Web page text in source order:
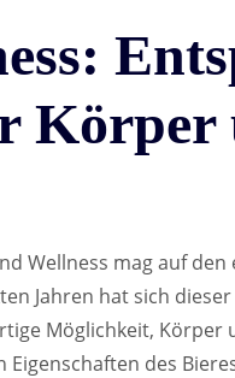
Körper
Wellness mag auf
Jahren hat sich
Möglichkeit, Körper
des